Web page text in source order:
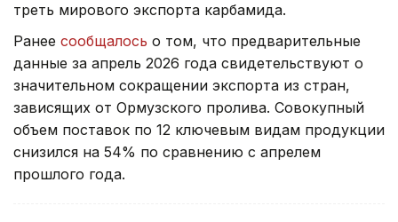
треть мирового экспорта карбамида.
Ранее сообщалось о том, что предварительные
данные за апрель 2026 года свидетельствуют о
значительном сокращении экспорта из стран,
зависящих от Ормузского пролива. Совокупный
объем поставок по 12 ключевым видам продукции
снизился на 54% по сравнению с апрелем
прошлого года.